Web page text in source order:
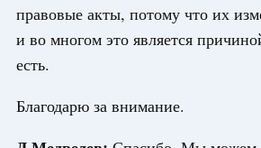
правовые акты, потому что их
и во многом это является
есть.
Благодарю за внимание.